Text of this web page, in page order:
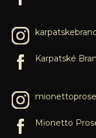
Karpatské
Mionetto